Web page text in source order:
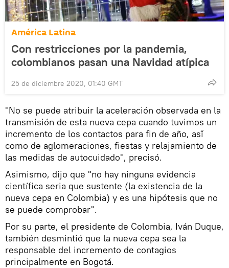
América Latina
Con restricciones por la pandemia,
colombianos pasan una Navidad atípica
25 de diciembre 2020, 01:40 GMT
"No se puede atribuir la aceleración observada en la
transmisión de esta nueva cepa cuando tuvimos un
incremento de los contactos para fin de año, así́
como de aglomeraciones, fiestas y relajamiento de
las medidas de autocuidado", precisó.
Asimismo, dijo que "no hay ninguna evidencia
científica seria que sustente (la existencia de la
nueva cepa en Colombia) y es una hipótesis que no
se puede comprobar".
Por su parte, el presidente de Colombia, Iván Duque,
también desmintió que la nueva cepa sea la
responsable del incremento de contagios
principalmente en Bogotá.